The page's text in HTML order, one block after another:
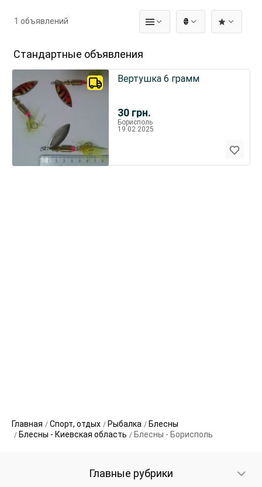
₴
1 объявлений
Стандартные объявления
30 грн.
Вертушка 6 грамм
Борисполь
19.02.2025
Главная Спорт, отдых Рыбалка
Блесны
Блесны - Киевская область
Блесны - Борисполь
Главные рубрики